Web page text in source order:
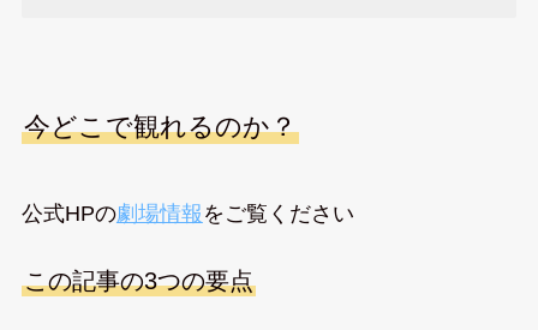
今どこで観れるのか？
公式HPの劇場情報 をご覧ください
この記事の3つの要点